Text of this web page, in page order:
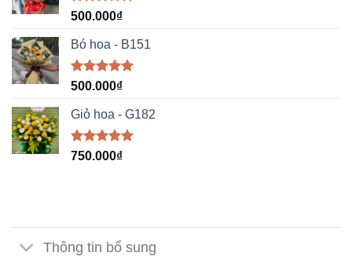
Được xếp
5 sao
500.000₫
Bó hoa - B151
Được xếp
5 sao
500.000₫
Giỏ hoa - G182
Được xếp
750.000₫
Thông tin bổ sung